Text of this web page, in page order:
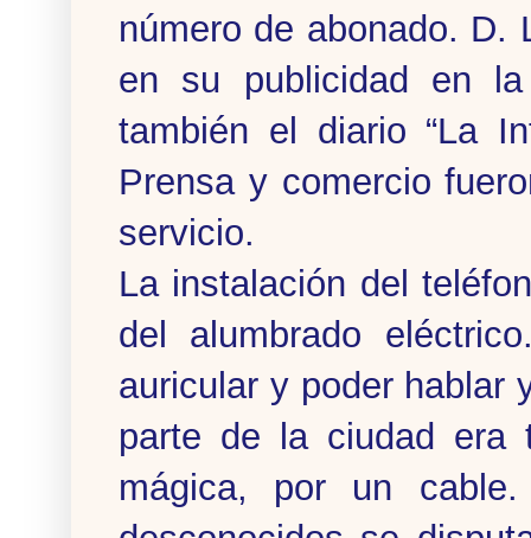
número de abonado. D.
en su publicidad en
también el diario “La
Prensa y comercio
servicio.
La instalación del
del alumbrado
auricular y poder hablar
parte de la ciudad era
mágica, por un